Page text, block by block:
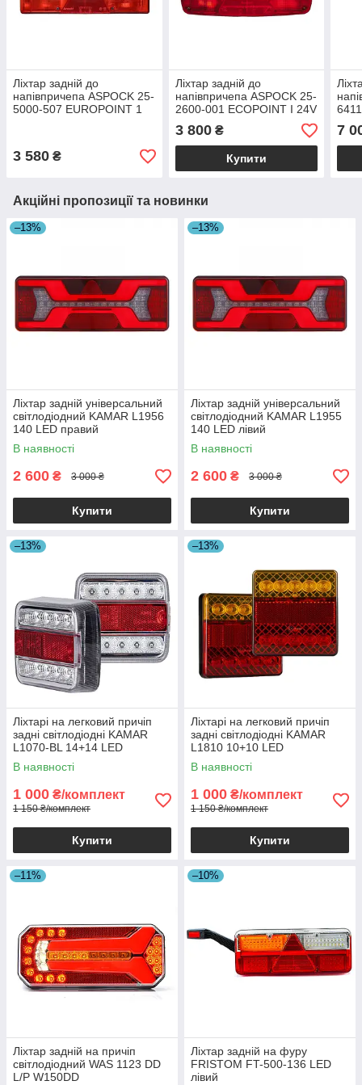
Ліхтар задній до
напівпричепа ASPOCK 25-
5000-507 EUROPOINT 1
3 580 ₴
Ліхтар задній до
напівпричепа ASPOCK 25-
2600-001 ECOPOINT I 24V
правий
3 800₴
Купити
24V
7
Акційні пропозиції та новинки
–13%
Ліхтар задній універсальний
світлодіодний KAMAR L1956
140 LED правий
В наявності
2 600 ₴ 3 000 ₴
Купити
–13%
Ліхтар задній універсальний
світлодіодний KAMAR L1955
140 LED лівий
В наявності
2 600 ₴ 3 000 ₴
Купити
–13%
Ліхтарі на легковий причіп
задні світлодіодні KAMAR
L1070-BL 14+14 LED
стоп+габарит+поворот+підсві
чування номера
В наявності
1 000 ₴/комплект
1 150 ₴/комплект
Купити
–13%
Ліхтарі на легковий причіп
задні світлодіодні KAMAR
L1810 10+10 LED
стоп+габарит+поворот
В наявності
1 000 ₴/комплект
1 150 ₴/комплект
Купити
–11%
Ліхтар задній на причіп
світлодіодний WAS 1123 DD
L/P W150DD
–10%
Ліхтар задній на фуру
FRISTOM FT-500-136 LED
лівий